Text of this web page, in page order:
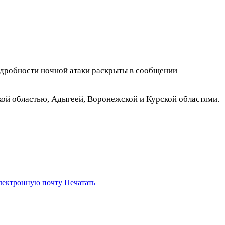
ночной атаки раскрыты в сообщении
областью, Адыгеей, Воронежской и Курской областями.
почту Печатать